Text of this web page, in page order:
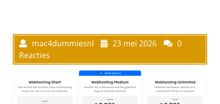
mac4dummiesnl 23 mei 2026
0
Reacties